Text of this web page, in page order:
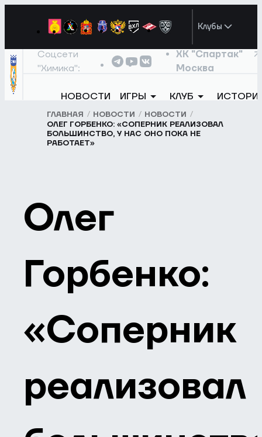
Клубы
Соцсети
"Химика":
ХК "Спартак"
Москва
НОВОСТИ ИГРЫ КЛУБ
ГЛАВНАЯ НОВОСТИ
НОВОСТИ
ОЛЕГ ГОРБЕНКО: «СОПЕРНИК РЕАЛИЗОВАЛ
БОЛЬШИНСТВО, У НАС ОНО ПОКА НЕ
РАБОТАЕТ»
Олег
Горбенко:
«Соперник
реализовал